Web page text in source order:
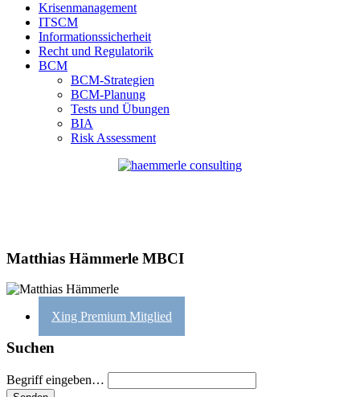
Krisenmanagement
ITSCM
Informationssicherheit
Recht und Regulatorik
BCM
BCM-Strategien
BCM-Planung
Tests und Übungen
BIA
Risk Assessment
Matthias Hämmerle MBCI
Xing Premium Mitglied
Suchen
Begriff eingeben…